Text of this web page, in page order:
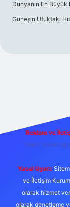
Dünyanın En Büyük
Güneşin Ufuktaki
Reklam ve
Yasal Uyarı:
ve İletişim
olarak hizmet
olarak denetleme